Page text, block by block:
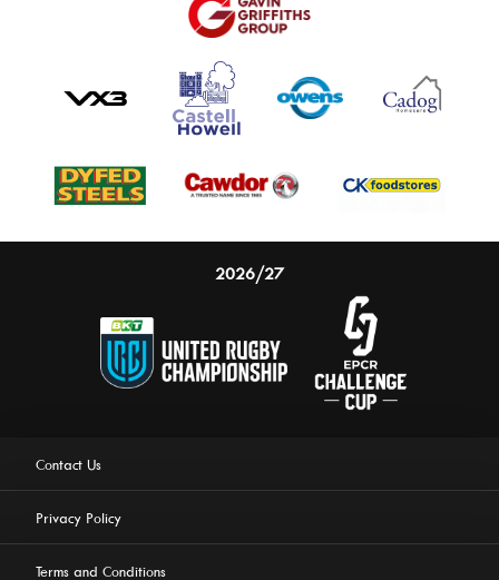
2026/27
Contact Us
Privacy Policy
Terms and Conditions